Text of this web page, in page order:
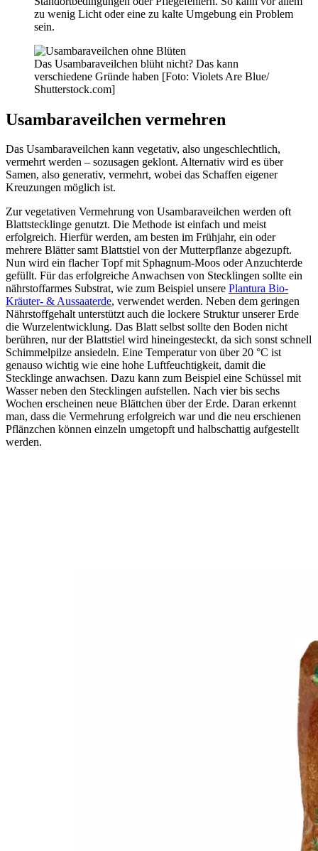
zu wenig Licht oder eine zu kalte Umgebung ein Problem
sein.
Das Usambaraveilchen blüht nicht? Das kann
verschiedene Gründe haben [Foto: Violets Are Blue/
Shutterstock.com]
Usambaraveilchen vermehren
Das Usambaraveilchen kann vegetativ, also ungeschlechtlich,
vermehrt werden – sozusagen geklont. Alternativ wird es über
Samen, also generativ, vermehrt, wobei das Schaffen eigener
Kreuzungen möglich ist.
Zur vegetativen Vermehrung von Usambaraveilchen werden oft
Blattstecklinge genutzt. Die Methode ist einfach und meist
erfolgreich. Hierfür werden, am besten im Frühjahr, ein oder
mehrere Blätter samt Blattstiel von der Mutterpflanze abgezupft.
Nun wird ein flacher Topf mit Sphagnum-Moos oder Anzuchterde
gefüllt. Für das erfolgreiche Anwachsen von Stecklingen sollte ein
nährstoffarmes Substrat, wie zum Beispiel unsere Plantura Bio-
Kräuter- & Aussaaterde, verwendet werden. Neben dem geringen
Nährstoffgehalt unterstützt auch die lockere Struktur unserer Erde
die Wurzelentwicklung. Das Blatt selbst sollte den Boden nicht
berühren, nur der Blattstiel wird hineingesteckt, da sich sonst schnell
Schimmelpilze ansiedeln. Eine Temperatur von über 20 °C ist
genauso wichtig wie eine hohe Luftfeuchtigkeit, damit die
Stecklinge anwachsen. Dazu kann zum Beispiel eine Schüssel mit
Wasser neben den Stecklingen aufstellen. Nach vier bis sechs
Wochen erscheinen neue Blättchen über der Erde. Daran erkennt
man, dass die Vermehrung erfolgreich war und die neu erschienen
Pflänzchen können einzeln umgetopft und halbschattig aufgestellt
werden.